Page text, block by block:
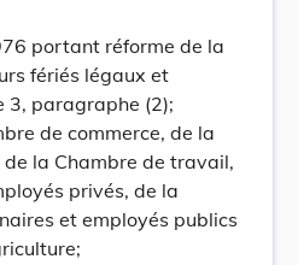
portant réforme de la
fériés légaux et
3, paragraphe (2);
de commerce, de la
la Chambre de travail,
privés, de la
et employés publics